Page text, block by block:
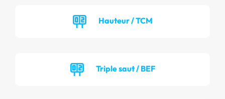
Hauteur / TCM
Triple saut / BEF